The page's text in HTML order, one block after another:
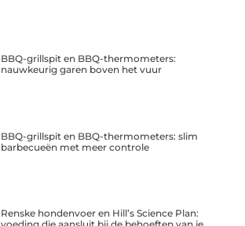
BBQ-grillspit en BBQ-thermometers:
nauwkeurig garen boven het vuur
BBQ-grillspit en BBQ-thermometers: slim
barbecueën met meer controle
Renske hondenvoer en Hill’s Science Plan: